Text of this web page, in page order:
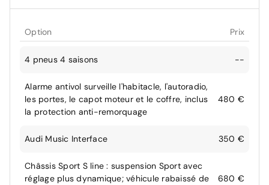
Option Prix
4 pneus 4 saisons --
Alarme antivol surveille l'habitacle, l'autoradio,
les portes, le capot moteur et le coffre, inclus
la protection anti-remorquage
480 €
Audi Music Interface 350 €
Châssis Sport S line : suspension Sport avec
réglage plus dynamique; véhicule rabaissé de
680 €